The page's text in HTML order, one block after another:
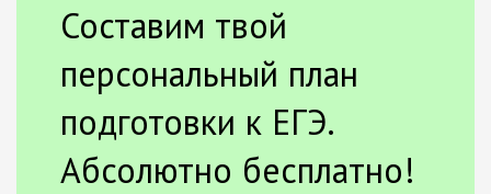
Составим твой
персональный план
подготовки к ЕГЭ.
Абсолютно бесплатно!